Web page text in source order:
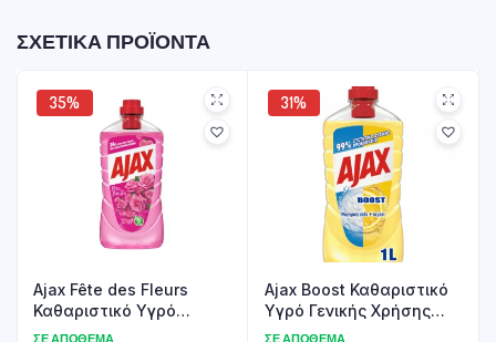
ΣΧΕΤΙΚΆ ΠΡΟΪΌΝΤΑ
35%
Ajax Fête des Fleurs
Καθαριστικό Υγρό
Γενικής Χρήσης Ρόδο
31%
Ajax Boost Καθαριστικό
Υγρό Γενικής Χρήσης
Boost Μαγειρική Σόδα